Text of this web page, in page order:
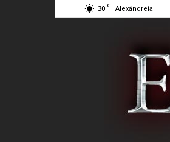
30 C Alexándreia